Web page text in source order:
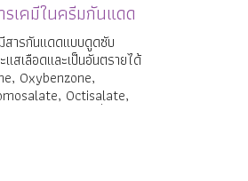
รเคมีในครีมกันแดด
สารกันแดดแบบดูดซับ
สเลือดและเป็นอันตรายได้
Oxybenzone,
Octisalate,
เช่น ซิงค์ออกไซด์ ไททา
ใช้หลักการสะท้อน ไม่ใช่